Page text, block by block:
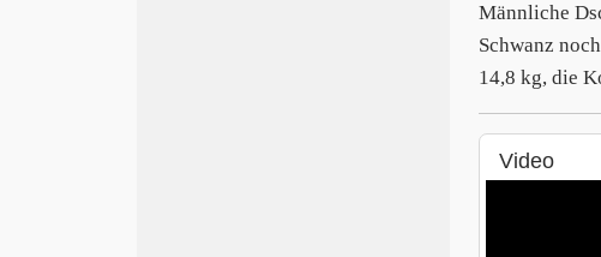
Männliche
Schwanz
14,8 kg, die
Video